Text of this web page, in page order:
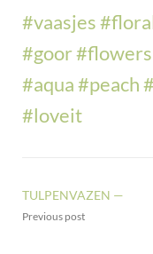
#vaasjes
#goor#flowers
#aqua#peach
#loveit
TULPENVAZEN —
Previous post